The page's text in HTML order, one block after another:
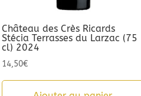
Château des Crès Ricards
Stécia Terrasses du Larzac (75
cl) 2024
14,50€